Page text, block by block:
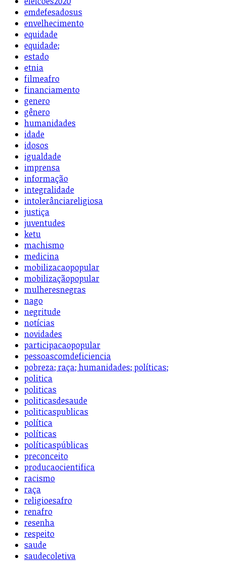
emdefesadosus
envelhecimento
equidade
equidade;
estado
etnia
filmeafro
financiamento
genero
gênero
humanidades
idade
idosos
igualdade
imprensa
informação
integralidade
intolerânciareligiosa
justiça
juventudes
ketu
machismo
medicina
mobilizacaopopular
mobilizaçãopopular
mulheresnegras
nago
negritude
notícias
novidades
participacaopopular
pessoascomdeficiencia
pobreza; raça; humanidades; políticas;
politica
politicas
politicasdesaude
politicaspublicas
política
políticas
políticaspúblicas
preconceito
producaocientifica
racismo
raça
religioesafro
renafro
resenha
respeito
saude
saudecoletiva